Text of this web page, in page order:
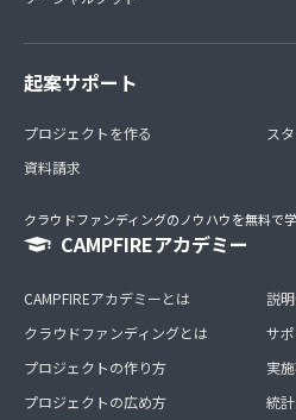
起案サポート
プロジェクトを作る
資料請求
ス
クラウドファンディングのノウハウを無料で
CAMPFIREアカデミー
CAMPFIREアカデミーとは
クラウドファンディングとは
プロジェクトの作り方
プロジェクトの広め方
説
サ
実
統